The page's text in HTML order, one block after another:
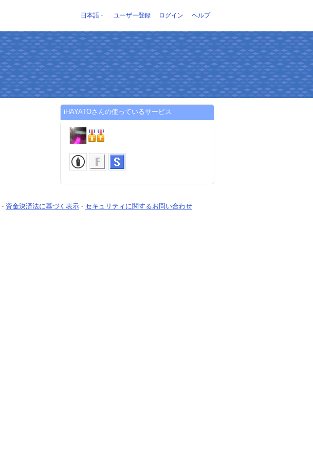
日本語 ユーザー登録 ログイン ヘルプ
iHAYATOさんの使っているサービス
- 資金決済法に基づく表示 - セキュリティに関するお問い合わせ